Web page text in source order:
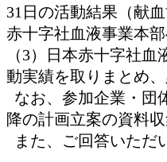
31日の活動結果（献
赤十字社血液事業本部
（3）日本赤十字社
動実績を取りまとめ
なお、参加企業・団
降の計画立案の資料
また、ご回答いただ